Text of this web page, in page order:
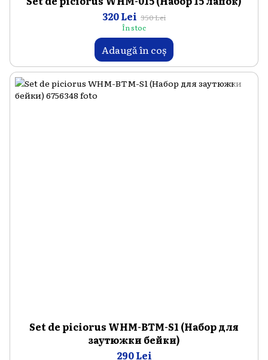
320 Lei 350 Lei
În stoc
Adaugă în coș
Set de piciorus WHM-BTM-S1 (Набор для
заутюжки бейки)
290 Lei